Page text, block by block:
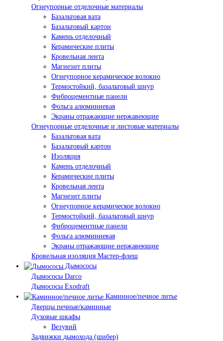
Огнеупорные отделочные материалы
Базальтовая вата
Базальтовый картон
Камень отделочный
Керамические плиты
Кровельная лента
Магнезит плиты
Огнеупорное керамическое волокно
Термостойкий, базальтовый шнур
Фиброцементные панели
Фольга алюминиевая
Экраны отражающие нержавеющие
Огнеупорные отделочные и листовые материалы
Базальтовая вата
Базальтовый картон
Изоляция
Камень отделочный
Керамические плиты
Кровельная лента
Магнезит плиты
Огнеупорное керамическое волокно
Термостойкий, базальтовый шнур
Фиброцементные панели
Фольга алюминиевая
Экраны отражающие нержавеющие
Кровельная изоляция Мастер-флеш
Дымососы
Дымососы Darco
Дымососы Exodraft
Каминное/печное литье
Дверцы печные/каминные
Духовые шкафы
Везувий
Задвижки дымохода (шибер)